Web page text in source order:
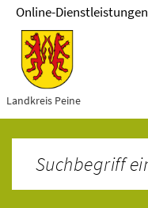
Landkreis Peine
Online-Dienstleistungen